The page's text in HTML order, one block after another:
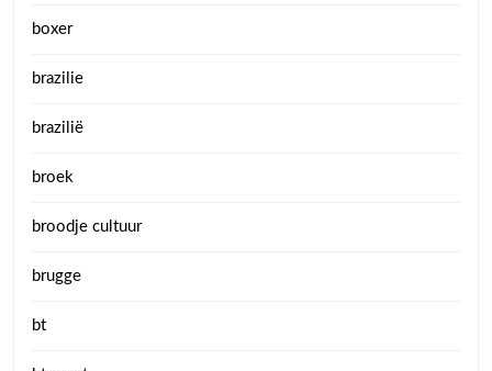
boxer
brazilie
brazilië
broek
broodje cultuur
brugge
bt